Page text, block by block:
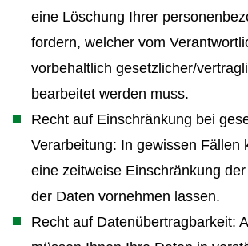
eine Löschung Ihrer
fordern, welcher vom
vorbehaltlich gesetzlicher/
bearbeitet werden muss.
Recht auf Einschränkung bei
Verarbeitung: In gewissen Fällen
eine zeitweise Einschränkung
der Daten vornehmen lassen.
Recht auf Datenübertragbarkeit: